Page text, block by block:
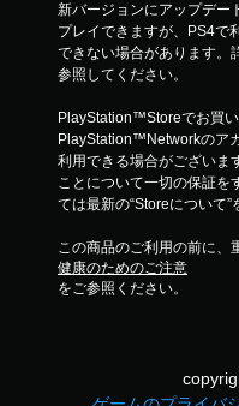
新バージョンにアップデー
プレイできますが、PS4で
できない場合があります。
参照してください。
PlayStation™Storeでお買
PlayStation™Networkのア
利用できる場合がございま
ことについて一切の保証を
ては最新の“Storeについて”
この商品のご利用の前に、
健康のためのご注意
をご参照ください。